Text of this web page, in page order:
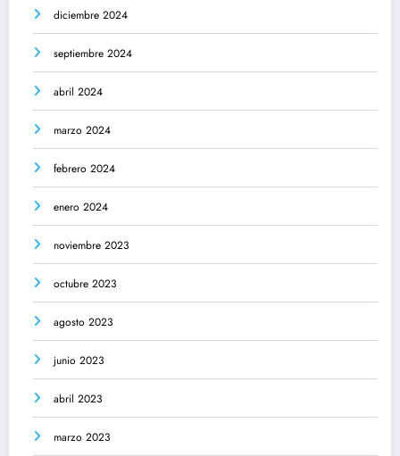
diciembre 2024
septiembre 2024
abril 2024
marzo 2024
febrero 2024
enero 2024
noviembre 2023
octubre 2023
agosto 2023
junio 2023
abril 2023
marzo 2023